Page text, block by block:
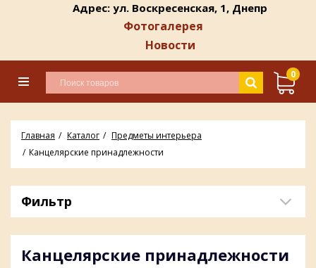
Адрес: ул. Воскресенская, 1, Днепр
Фотогалерея
Новости
0
Главная Каталог
Предметы интерьера
Канцелярские принадлежности
Фильтр
Канцелярские принадлежности